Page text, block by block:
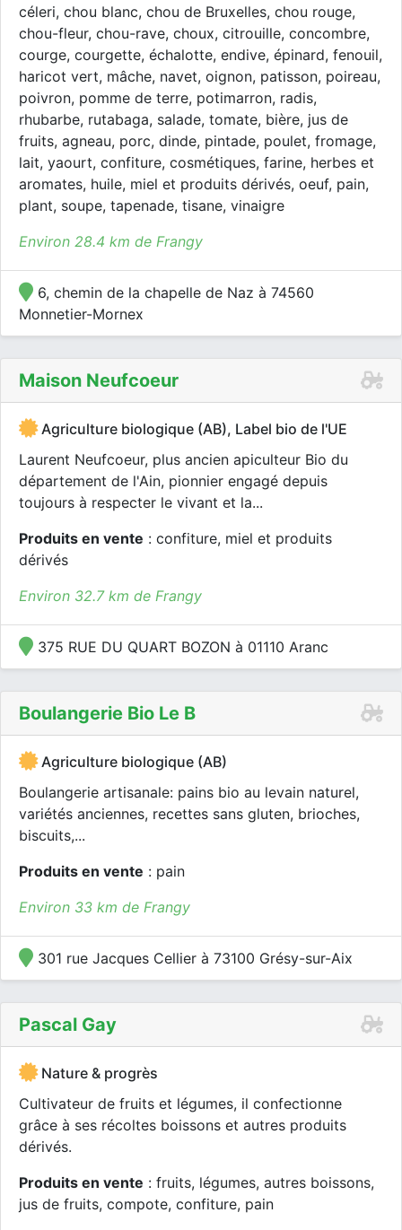
céleri, chou blanc, chou de Bruxelles, chou rouge,
chou-fleur, chou-rave, choux, citrouille, concombre,
courge, courgette, échalotte, endive, épinard, fenouil,
haricot vert, mâche, navet, oignon, patisson, poireau,
poivron, pomme de terre, potimarron, radis,
rhubarbe, rutabaga, salade, tomate, bière, jus de
fruits, agneau, porc, dinde, pintade, poulet, fromage,
lait, yaourt, confiture, cosmétiques, farine, herbes et
aromates, huile, miel et produits dérivés, oeuf, pain,
plant, soupe, tapenade, tisane, vinaigre
Environ 28.4 km de Frangy
6, chemin de la chapelle de Naz à 74560
Monnetier-Mornex
Maison Neufcoeur
Agriculture biologique (AB), Label bio de l'UE
Laurent Neufcoeur, plus ancien apiculteur Bio du
département de l'Ain, pionnier engagé depuis
toujours à respecter le vivant et la...
Produits en vente : confiture, miel et produits
dérivés
Environ 32.7 km de Frangy
375 RUE DU QUART BOZON à 01110 Aranc
Boulangerie Bio Le B
Agriculture biologique (AB)
Boulangerie artisanale: pains bio au levain naturel,
variétés anciennes, recettes sans gluten, brioches,
biscuits,...
Produits en vente : pain
Environ 33 km de Frangy
301 rue Jacques Cellier à 73100 Grésy-sur-Aix
Pascal Gay
Nature & progrès
Cultivateur de fruits et légumes, il confectionne
grâce à ses récoltes boissons et autres produits
dérivés.
Produits en vente : fruits, légumes, autres boissons,
jus de fruits, compote, confiture, pain